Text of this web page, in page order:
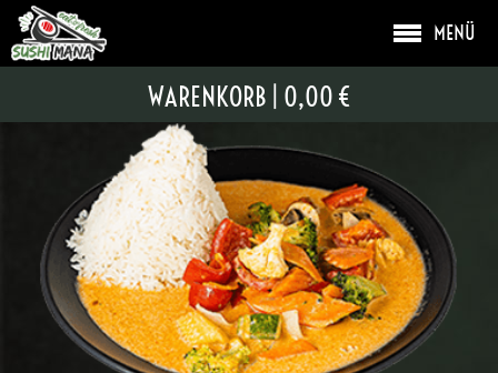
MENÜ
WARENKORB 0,00 €